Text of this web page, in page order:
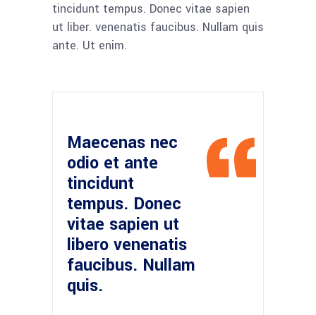
tincidunt tempus. Donec vitae sapien
ut liber. venenatis faucibus. Nullam quis
ante. Ut enim.
Maecenas nec
odio et ante
tincidunt
tempus. Donec
vitae sapien ut
libero venenatis
faucibus. Nullam
quis.